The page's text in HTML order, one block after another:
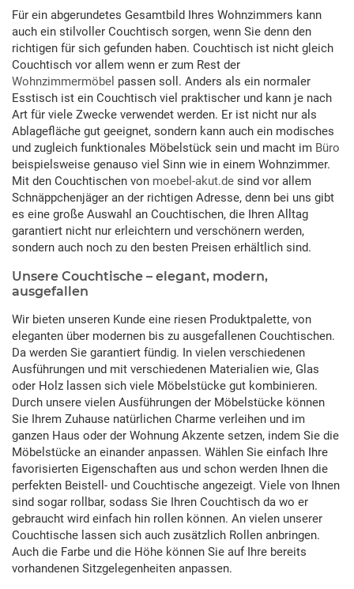
Für ein abgerundetes Gesamtbild Ihres Wohnzimmers kann
auch ein stilvoller Couchtisch sorgen, wenn Sie denn den
richtigen für sich gefunden haben. Couchtisch ist nicht gleich
Couchtisch vor allem wenn er zum Rest der
Wohnzimmermöbel passen soll. Anders als ein normaler
Esstisch ist ein Couchtisch viel praktischer und kann je nach
Art für viele Zwecke verwendet werden. Er ist nicht nur als
Ablagefläche gut geeignet, sondern kann auch ein modisches
und zugleich funktionales Möbelstück sein und macht im Büro
beispielsweise genauso viel Sinn wie in einem Wohnzimmer.
Mit den Couchtischen von moebel-akut.de sind vor allem
Schnäppchenjäger an der richtigen Adresse, denn bei uns gibt
es eine große Auswahl an Couchtischen, die Ihren Alltag
garantiert nicht nur erleichtern und verschönern werden,
sondern auch noch zu den besten Preisen erhältlich sind.
Unsere Couchtische – elegant, modern,
ausgefallen
Wir bieten unseren Kunde eine riesen Produktpalette, von
eleganten über modernen bis zu ausgefallenen Couchtischen.
Da werden Sie garantiert fündig. In vielen verschiedenen
Ausführungen und mit verschiedenen Materialien wie, Glas
oder Holz lassen sich viele Möbelstücke gut kombinieren.
Durch unsere vielen Ausführungen der Möbelstücke können
Sie Ihrem Zuhause natürlichen Charme verleihen und im
ganzen Haus oder der Wohnung Akzente setzen, indem Sie die
Möbelstücke an einander anpassen. Wählen Sie einfach Ihre
favorisierten Eigenschaften aus und schon werden Ihnen die
perfekten Beistell- und Couchtische angezeigt. Viele von Ihnen
sind sogar rollbar, sodass Sie Ihren Couchtisch da wo er
gebraucht wird einfach hin rollen können. An vielen unserer
Couchtische lassen sich auch zusätzlich Rollen anbringen.
Auch die Farbe und die Höhe können Sie auf Ihre bereits
vorhandenen Sitzgelegenheiten anpassen.